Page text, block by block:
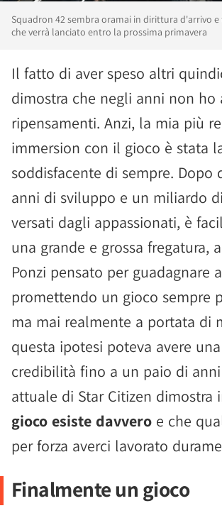
Squadron 42 sembra oramai in dirittura d'arrivo
che verrà lanciato entro la prossima primavera
Il fatto di aver speso altri
dimostra che negli anni non ho
ripensamenti. Anzi, la mia più
immersion con il gioco è stata
soddisfacente di sempre. Dopo
anni di sviluppo e un miliardo
versati dagli appassionati, è
una grande e grossa fregatura,
Ponzi pensato per guadagnare
promettendo un gioco sempre
ma mai realmente a portata di
questa ipotesi poteva avere
credibilità fino a un paio di
attuale di Star Citizen dimostra
gioco esiste davvero e che
per forza averci lavorato
Finalmente un gioco